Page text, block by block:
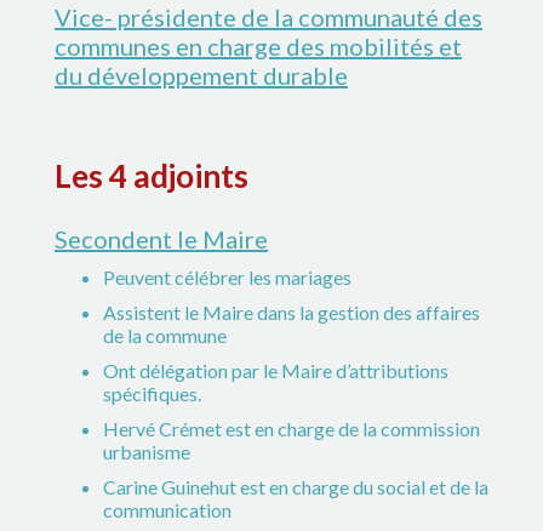
Vice- présidente de la communauté des
communes en charge des mobilités et
du développement durable
Les 4 adjoints
Secondent le Maire
Peuvent célébrer les mariages
Assistent le Maire dans la gestion des affaires
de la commune
Ont délégation par le Maire d’attributions
spécifiques.
Hervé Crémet est en charge de la commission
urbanisme
Carine Guinehut est en charge du social et de la
communication